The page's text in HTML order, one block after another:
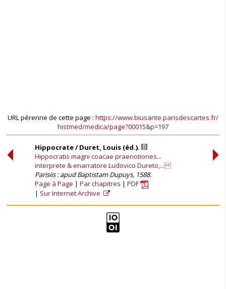
URL pérenne de cette page : https://www.biusante.parisdescartes.fr/
histmed/medica/page?00015&p=197
Hippocrate / Duret, Louis (éd.).
Hippocratis magni coacae praenotiones...
interprete & enarratore Ludovico Dureto,...
Parisiis : apud Baptistam Dupuys, 1588.
Page à Page
Par chapitres
PDF
Sur Internet Archive